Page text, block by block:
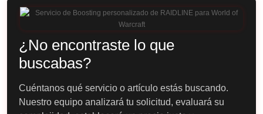
¿No encontraste lo que
buscabas?
Cuéntanos qué servicio o artículo estás buscando.
Nuestro equipo analizará tu solicitud, evaluará su